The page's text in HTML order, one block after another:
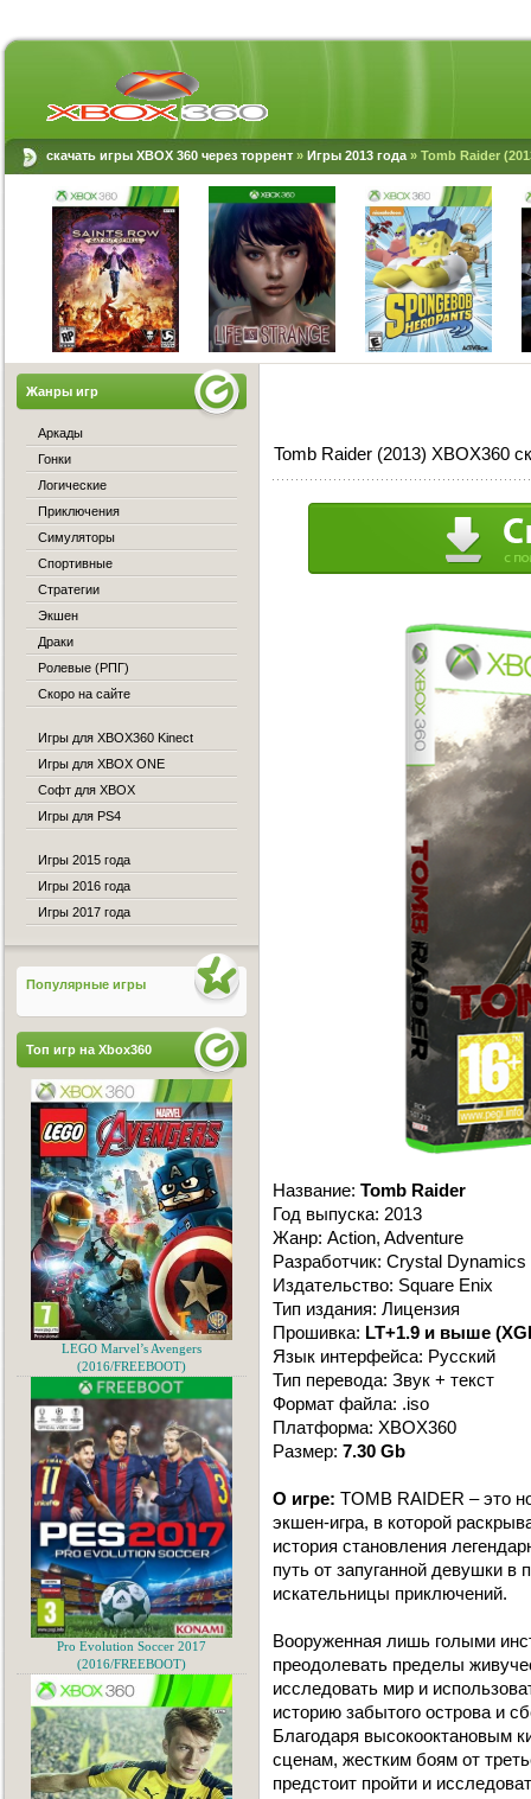
скачать игры XBOX 360 через торрент » Игры 2013 года » Tomb Raider
Tomb Raider (2013) XBOX360
Название: Tomb Raider
Год выпуска: 2013
Жанр: Action, Adventure
Разработчик: Crystal Dynamics
Издательство: Square Enix
Тип издания: Лицензия
Прошивка: LT+1.9 и выше
Язык интерфейса: Русский
Тип перевода: Звук + текст
Формат файла: .iso
Платформа: XBOX360
Размер: 7.30 Gb
О игре: TOMB RAIDER – это
экшен-игра, в которой
история становления
путь от запуганной девушки в
искательницы приключений.
Вооруженная лишь голыми
преодолевать пределы
исследовать мир и
историю забытого острова и
Благодаря высокооктановым
сценам, жестким боям от
предстоит пройти и
Жанры игр
Аркады
Гонки
Логические
Приключения
Симуляторы
Спортивные
Стратегии
Экшен
Драки
Ролевые (РПГ)
Скоро на сайте
Игры для XBOX360 Kinect
Игры для XBOX ONE
Софт для XBOX
Игры для PS4
Игры 2015 года
Игры 2016 года
Игры 2017 года
Популярные игры
Топ игр на Xbox360
LEGO Marvel’s Avengers
(2016/FREEBOOT)
Pro Evolution Soccer 2017
(2016/FREEBOOT)